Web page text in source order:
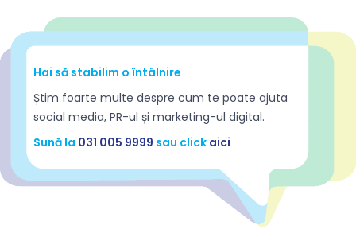
Hai să stabilim o întâlnire
Știm foarte multe despre cum te poate ajuta
social media, PR-ul și marketing-ul digital.
Sună la 031 005 9999 sau click aici